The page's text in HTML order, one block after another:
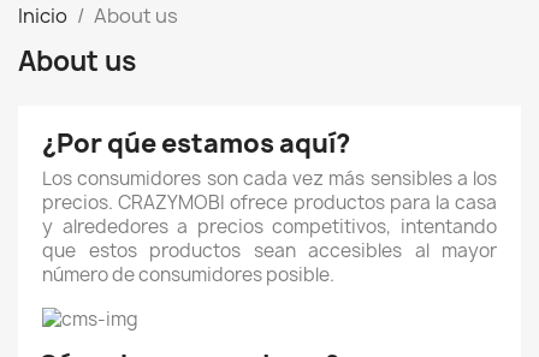
Inicio About us
About us
¿Por qúe estamos aquí?
Los consumidores son cada vez más sensibles a los
precios. CRAZYMOBI ofrece productos para la casa
y alrededores a precios competitivos, intentando
que estos productos sean accesibles al mayor
número de consumidores posible.